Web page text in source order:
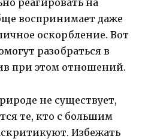
реагировать на
воспринимает даже
оскорбление. Вот
разобраться в
при этом отношений.
не существует,
те, кто с большим
Избежать